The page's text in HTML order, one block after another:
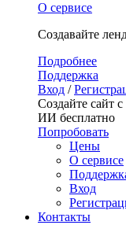
О сервисе
Создавайте
Подробнее
Поддержка
Вход /
Создайте сайт
ИИ бесплатно
Попробовать
Цены
О сервисе
Вход
Контакты